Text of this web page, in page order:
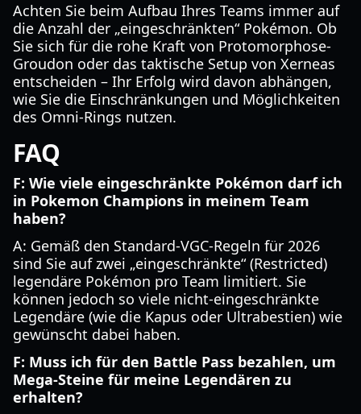
Achten Sie beim Aufbau Ihres Teams immer auf
die Anzahl der „eingeschränkten“ Pokémon. Ob
Sie sich für die rohe Kraft von Protomorphose-
Groudon oder das taktische Setup von Xerneas
entscheiden – Ihr Erfolg wird davon abhängen,
wie Sie die Einschränkungen und Möglichkeiten
des Omni-Rings nutzen.
FAQ
F: Wie viele eingeschränkte Pokémon darf ich
in Pokemon Champions in meinem Team
haben?
A: Gemäß den Standard-VGC-Regeln für 2026
sind Sie auf zwei „eingeschränkte“ (Restricted)
legendäre Pokémon pro Team limitiert. Sie
können jedoch so viele nicht-eingeschränkte
Legendäre (wie die Kapus oder Ultrabestien) wie
gewünscht dabei haben.
F: Muss ich für den Battle Pass bezahlen, um
Mega-Steine für meine Legendären zu
erhalten?